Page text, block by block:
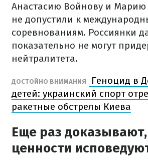
Анастасию Войнову и Марию
не допустили к
соревнованиям. Россиянки
показательно не могут
нейтралитета.
ДОСТОЙНО ВНИМАНИЯ
Геноцид в
детей: украинский спорт
ракетные обстрелы Киева
Еще раз
ценности